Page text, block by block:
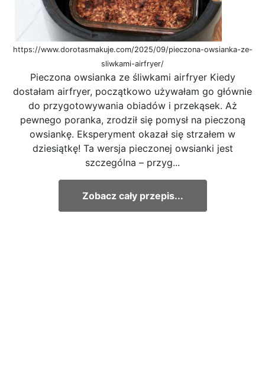
https://www.dorotasmakuje.com/2025/09/pieczona-owsianka-ze-
sliwkami-airfryer/
Pieczona owsianka ze śliwkami airfryer Kiedy
dostałam airfryer, początkowo używałam go głównie
do przygotowywania obiadów i przekąsek. Aż
pewnego poranka, zrodził się pomysł na pieczoną
owsiankę. Eksperyment okazał się strzałem w
dziesiątkę! Ta wersja pieczonej owsianki jest
szczególna – przyg...
Zobacz cały przepis...